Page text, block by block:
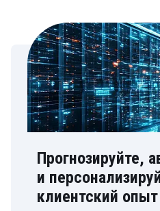
Прогнозируйте,
и
клиентский